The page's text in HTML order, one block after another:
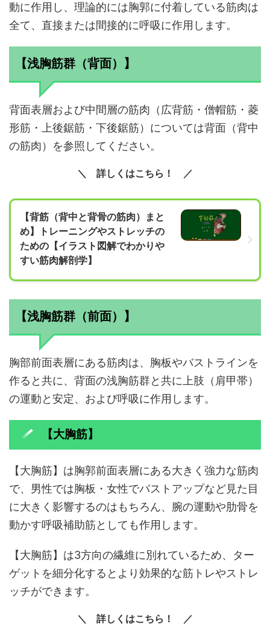
動に作用し、理論的には胸郭に付着している筋肉は
全て、直接または間接的に呼吸に作用します。
【浅胸筋群（背面）】
背面表層および中間層の筋肉（広背筋・僧帽筋・菱
形筋・上後鋸筋・下後鋸筋）については背面（背中
の筋肉）を参照してください。
詳しくはこちら！
【背筋（背中と背骨の筋肉）まと
め】トレーニングやストレッチの
ための【イラスト図解でわかりや
すい筋肉解剖学】
【浅胸筋群（前面）】
胸部前面表層にある筋肉は、胸板やバストラインを
作ると共に、背面の浅胸筋群と共に上肢（肩甲帯）
の運動と安定、および呼吸に作用します。
【大胸筋】
【大胸筋】は胸郭前面表層にある大きく強力な筋肉
で、男性では胸板・女性でバストアップなど見た目
に大きく影響するのはもちろん、腕の運動や肋骨を
動かす呼吸補助筋としても作用します。
【大胸筋】は3方向の繊維に別れているため、ター
ゲットを細分化するとより効果的な筋トレやストレ
ッチができます。
詳しくはこちら！